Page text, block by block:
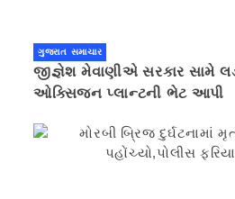
ગુજરાત સમાચાર
જીજ્ઞેશ મેવાણીએ સરકાર સામે
ઓક્સિજન પ્લાન્ટની ભેટ આપી